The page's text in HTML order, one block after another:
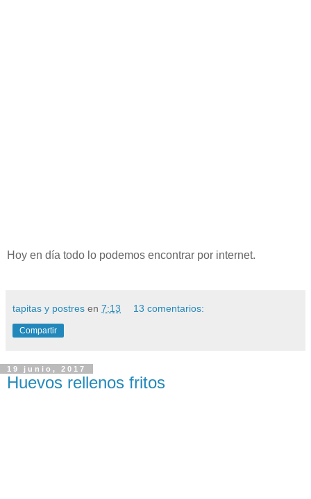
Hoy en día todo lo podemos encontrar por internet.
tapitas y postres en 7:13 13 comentarios:
Compartir
19 junio, 2017
Huevos rellenos fritos